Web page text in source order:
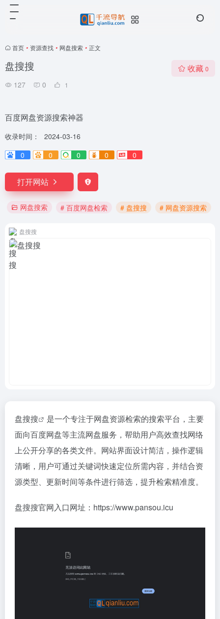
首页 • 资源查找 • 网盘搜索 • 正文
盘搜搜
127 0 1
收藏 0
百度网盘资源搜索神器
收录时间：
2024-03-16
0
0 0 0 0
打开网站
网盘搜索 # 百度网盘检索 # 盘搜搜 # 网盘资源搜索
盘搜搜
盘搜搜
是一个专注于网盘资源检索的搜索平台，主要
面向百度网盘等主流网盘服务，帮助用户高效查找网络
上公开分享的各类文件。网站界面设计简洁，操作逻辑
清晰，用户可通过关键词快速定位所需内容，并结合资
源类型、更新时间等条件进行筛选，提升检索精准度。
盘搜搜官网入口网址：https://www.pansou.icu